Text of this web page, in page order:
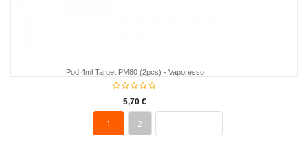
Pod 4ml Target PM80 (2pcs) - Vaporesso
5,70 €
1 2